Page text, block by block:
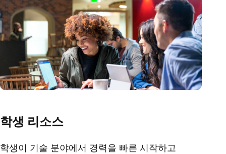
학생 리소스
학생이 기술 분야에서 경력을 빠른 시작하고